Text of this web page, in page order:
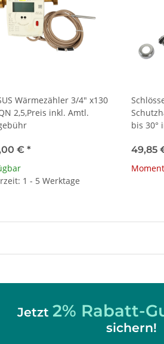
Wärmezähler 3/4" x130
2,5,Preis inkl. Amtl.
€ *
1 - 5 Werktage
bis 30°
49,85
Jetzt 2% Rabatt-
sichern!